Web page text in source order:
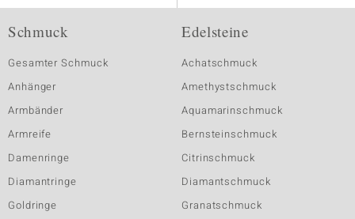
Schmuck
Gesamter Schmuck
Anhänger
Armbänder
Armreife
Damenringe
Diamantringe
Goldringe
Edelsteine
Achatschmuck
Amethystschmuck
Aquamarinschmuck
Bernsteinschmuck
Citrinschmuck
Diamantschmuck
Granatschmuck